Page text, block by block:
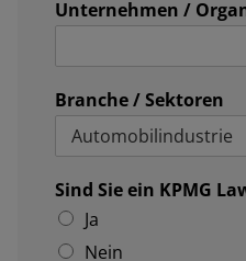
Unternehmen /
Branche / Sektoren
Sind Sie ein KPMG
Ja
Nein